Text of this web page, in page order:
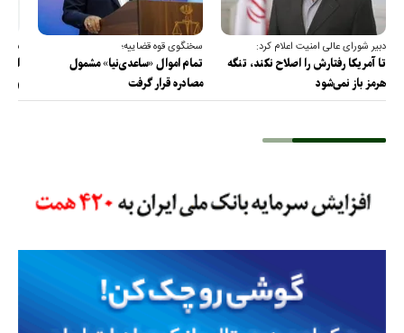
دبیر شورای عالی امنیت اعلام کرد:
تا آمریکا رفتارش را اصلاح نکند، تنگه
هرمز باز نمی‌شود
سخنگوی قوه قضاییه؛
تمام اموال «ساعدی‌نیا» مشمول
مصادره قرار گرفت
و